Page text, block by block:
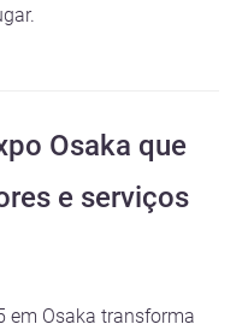
Osaka que
e serviços
em Osaka transforma